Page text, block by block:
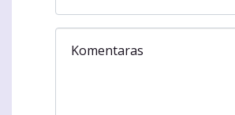
Komentaras